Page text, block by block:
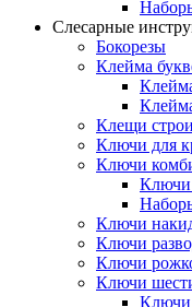
Слесарные
Бокорезы
Клейма
Клещи
Ключи для
Ключи
Ключи
Ключи
Ключи
Ключи
Ключи
Ключи